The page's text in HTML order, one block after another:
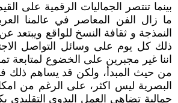
بينما تنتصر الجماليات الرقمية على القيم
ما زال الفن المعاصر في عالمنا
النمذجة و ثقافة النسخ للواقع ويبتعد
ذلك كل يوم على وسائل التواصل
اننا غير مجبرين على الخضوع لمتابعة
من حيث المبدأ، ولكن قد يساهم ذلك
البصرية ليس اكثر، على الرغم من
جمالية تضاهي العمل اليدوي التقليدي